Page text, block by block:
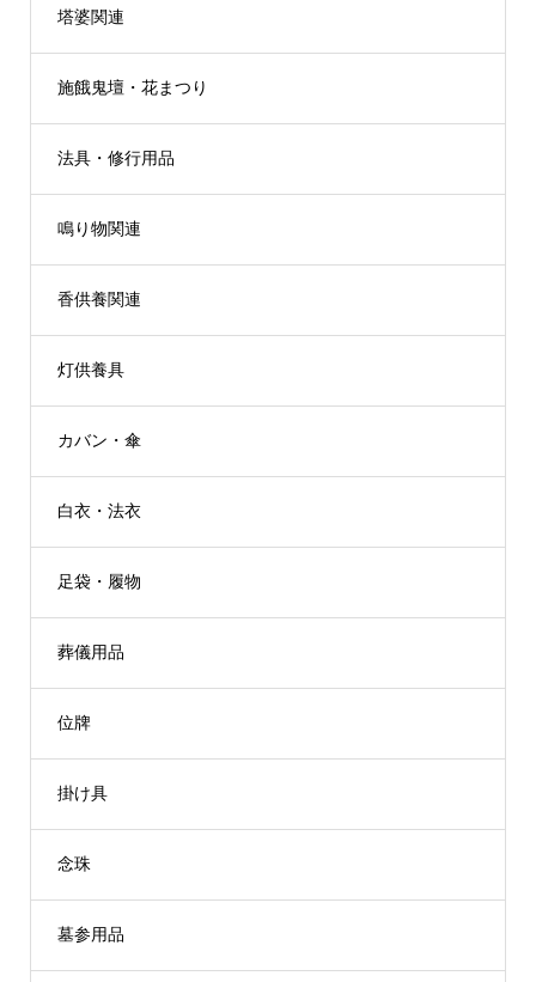
塔婆関連
施餓鬼壇・花まつり
法具・修行用品
鳴り物関連
香供養関連
灯供養具
カバン・傘
白衣・法衣
足袋・履物
葬儀用品
位牌
掛け具
念珠
墓参用品